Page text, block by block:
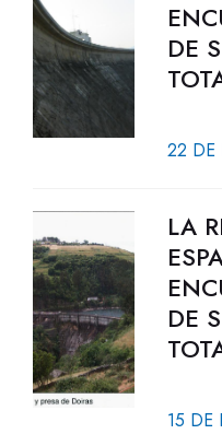
DE
22 DE
LA
DE
15 DE